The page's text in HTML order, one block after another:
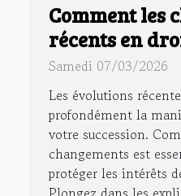
Comment les
récents en
votre
Samedi 07/03/2026
Les évolutions
profondément la
votre succession.
changements est
protéger les intérêts